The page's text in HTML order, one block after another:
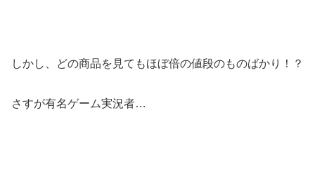
しかし、どの商品を見てもほぼ倍の値段のものばかり！？
さすが有名ゲーム実況者…